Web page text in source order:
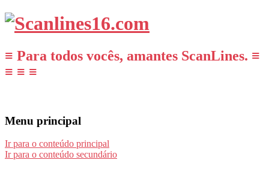
≡ Para todos vocês, amantes ScanLines. ≡
≡ ≡ ≡
Menu principal
Ir para o conteúdo principal
Ir para o conteúdo secundário